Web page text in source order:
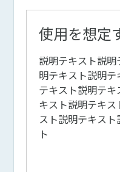
使用を想定
説明テキスト説
明テキスト説明
テキスト説明テ
キスト説明テキ
スト説明テキス
ト